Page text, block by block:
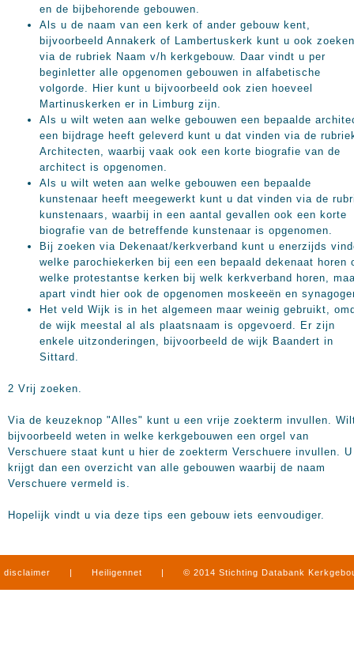
en de bijbehorende gebouwen.
Als u de naam van een kerk of ander gebouw kent,
bijvoorbeeld Annakerk of Lambertuskerk kunt u ook zoeken
via de rubriek Naam v/h kerkgebouw. Daar vindt u per
beginletter alle opgenomen gebouwen in alfabetische
volgorde. Hier kunt u bijvoorbeeld ook zien hoeveel
Martinuskerken er in Limburg zijn.
Als u wilt weten aan welke gebouwen een bepaalde
een bijdrage heeft geleverd kunt u dat vinden via de
Architecten, waarbij vaak ook een korte biografie van de
architect is opgenomen.
Als u wilt weten aan welke gebouwen een bepaalde
kunstenaar heeft meegewerkt kunt u dat vinden via de
kunstenaars, waarbij in een aantal gevallen ook een korte
biografie van de betreffende kunstenaar is opgenomen.
Bij zoeken via Dekenaat/kerkverband kunt u enerzijds
welke parochiekerken bij een een bepaald dekenaat horen
welke protestantse kerken bij welk kerkverband horen,
apart vindt hier ook de opgenomen moskeeën en
Het veld Wijk is in het algemeen maar weinig gebruikt,
de wijk meestal al als plaatsnaam is opgevoerd. Er zijn
enkele uitzonderingen, bijvoorbeeld de wijk Baandert in
Sittard.
2 Vrij zoeken.
Via de keuzeknop "Alles" kunt u een vrije zoekterm invullen.
bijvoorbeeld weten in welke kerkgebouwen een orgel van
Verschuere staat kunt u hier de zoekterm Verschuere invullen. U
krijgt dan een overzicht van alle gebouwen waarbij de naam
Verschuere vermeld is.
Hopelijk vindt u via deze tips een gebouw iets eenvoudiger.
disclaimer | Heiligennet | © 2014 Stichting Databank